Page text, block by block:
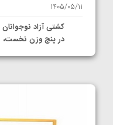
1405/05/11
کشتی آزاد
در پنج وزن نخست،
1405/05/11